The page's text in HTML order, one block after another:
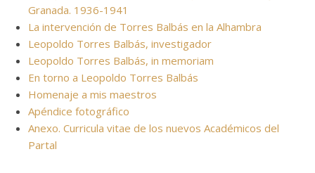
Granada. 1936-1941
La intervención de Torres Balbás en la Alhambra
Leopoldo Torres Balbás, investigador
Leopoldo Torres Balbás, in memoriam
En torno a Leopoldo Torres Balbás
Homenaje a mis maestros
Apéndice fotográfico
Anexo. Curricula vitae de los nuevos Académicos del
Partal